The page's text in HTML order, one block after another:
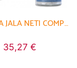
KIT LOTA JALA NETI COMPLET PORCELAINE VERT AMANDE
35,27 €